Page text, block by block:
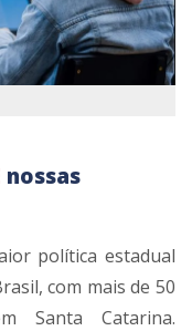
nossas
política estadual
com mais de 50
Santa Catarina.